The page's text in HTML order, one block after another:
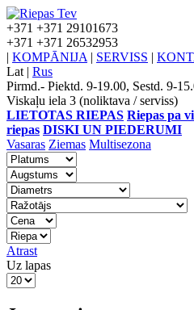
+371 +371 29101673
+371 +371 26532953
| KOMPĀNIJA | SERVISS |
Lat | Rus
Pirmd.- Piektd. 9-19.00, Sestd. 9-
Viskaļu iela 3 (noliktava / serviss)
LIETOTAS RIEPAS Riepas pa
riepas DISKI UN PIEDERUMI
Vasaras Ziemas Multisezona
Atrast
Uz lapas